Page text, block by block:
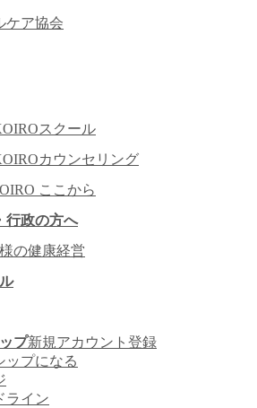
スクール
カウンセリング
ここから
行政の方へ
の健康経営
プ新規アカウント登録
ップになる
ライン